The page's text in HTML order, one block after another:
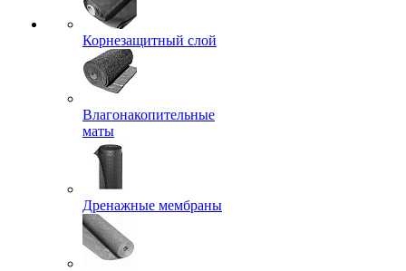
Корнезащитный слой
Влагонакопительные
маты
Дренажные мембраны